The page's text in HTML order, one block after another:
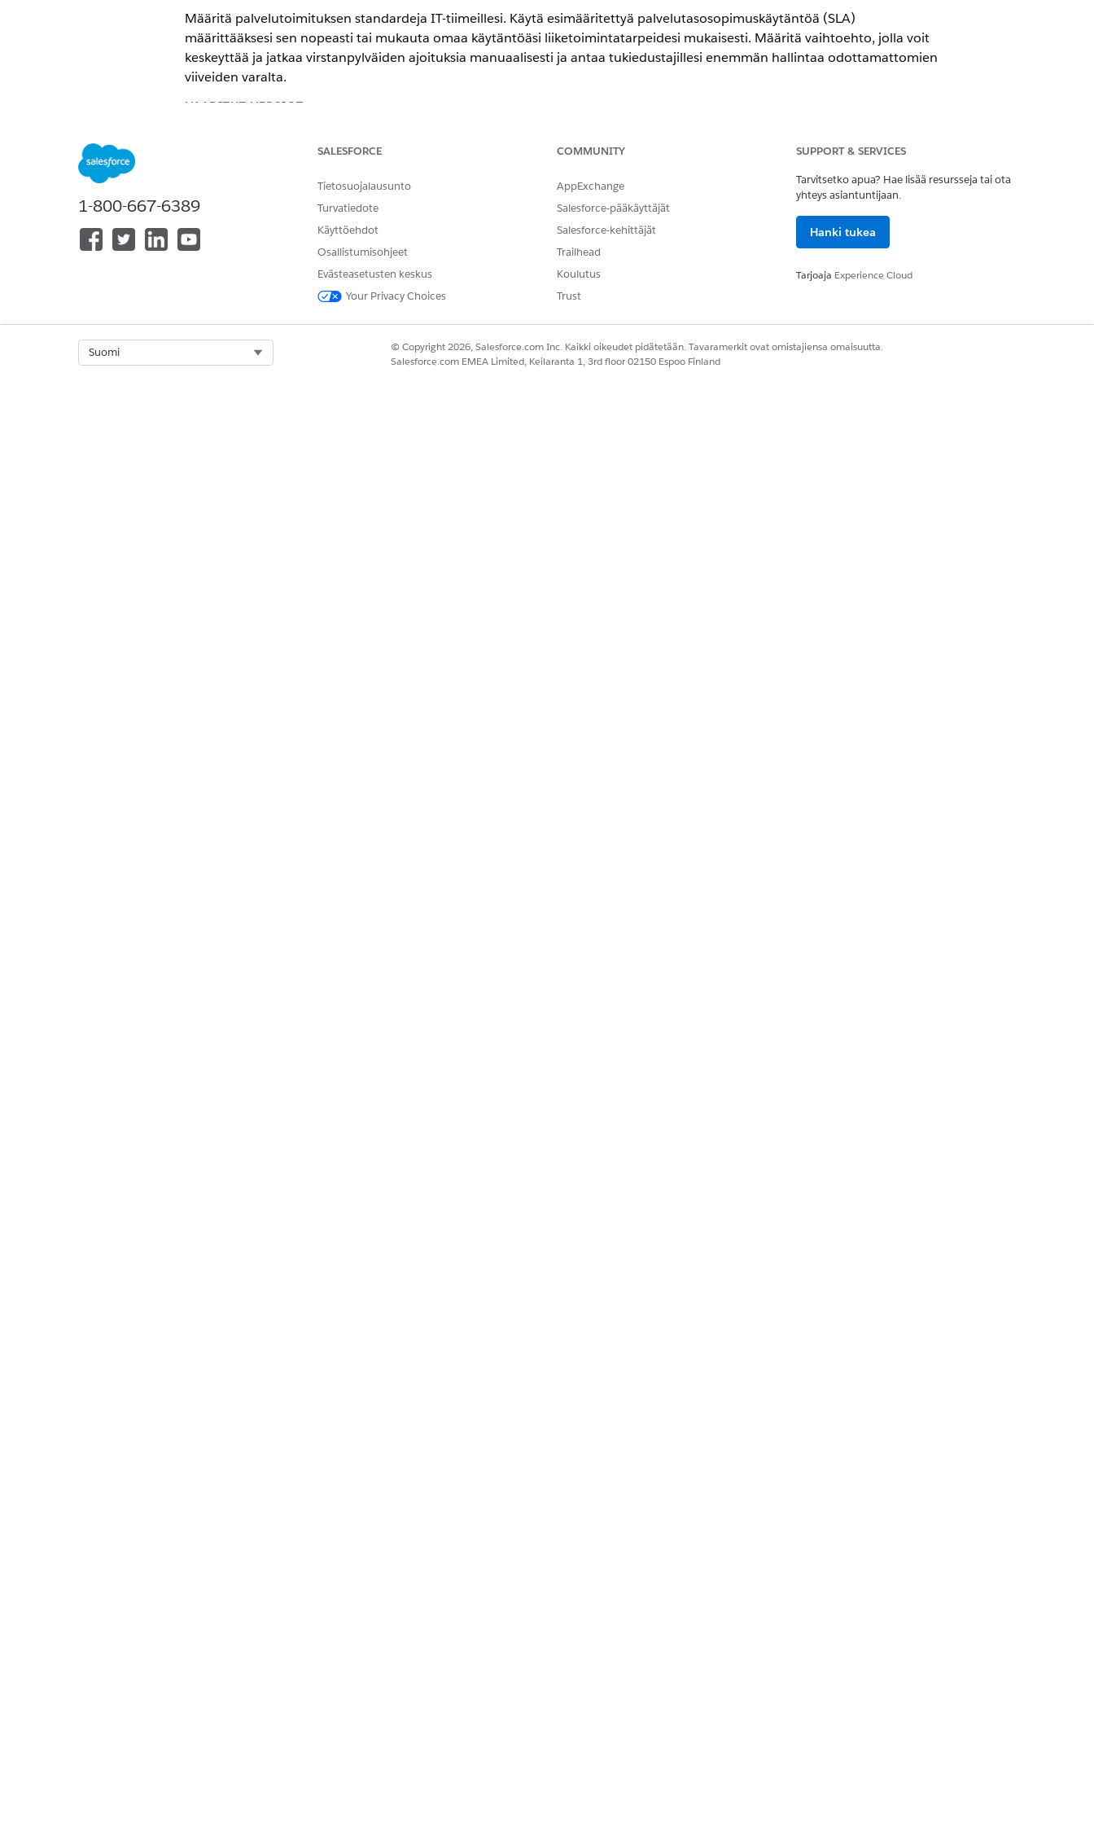
Määritä palvelutoimituksen standardeja IT-tiimeillesi. Käytä esimääritettyä palvelutasosopimuskäytäntöä (SLA)
määrittääksesi sen nopeasti tai mukauta omaa käytäntöäsi liiketoimintatarpeidesi mukaisesti. Määritä vaihtoehto, jolla voit
keskeyttää ja jatkaa virstanpylväiden ajoituksia manuaalisesti ja antaa tukiedustajillesi enemmän hallintaa odottamattomien
viiveiden varalta.
VAADITUT VERSIOT
Käytettävissä: Lightning Experiencessa
Edition -versioissa Agentforce IT Service -palvelun avulla.
Esimääritettyjen palvelutasosopimuskäytäntöjen ja virstanpylväiden määrittäminen IT-palveluille
Ota palvelutasosopimuskäytännöt ja virstanpylväät nopeasti käyttöön IT-palveluille yhdeltä sivulta. Vähennä toteutusvaiheita ja tarjoa
Manuaalisen tauon määrittäminen virstanpylväille IT-palveluille
Salli IT-tiimisi hallita palvelutoimitusten aikatauluja, jotta he voivat keskeyttää ja jatkaa manuaalisesti virstanpylväitä
palvelutasosopimuksille (SLA), jotka koskevat vahinkotapahtumia, ongelmia ja muutoksia. Kun tämä ominaisuus on käytössä,
sidosryhmien toimintojen varalta. Se tarjoaa myös näkyvyyden seuraamalla keskeytyksen päivämäärää, aikaa ja kestoa.
Omien palvelutasosopimuskäytäntöjesi ja virstanpylväiden määrittäminen IT-palveluille
1-800-667-6389
SALESFORCE
Tietosuojalausunto
Turvatiedote
Käyttöehdot
Osallistumisohjeet
Evästeasetusten keskus
Your Privacy Choices
COMMUNITY
AppExchange
Salesforce-pääkäyttäjät
Salesforce-kehittäjät
Trailhead
Koulutus
Trust
SUPPORT & SERVICES
Tarvitsetko apua? Hae lisää resursseja tai ota
yhteys asiantuntijaan.
Hanki tukea
Tarjoaja Experience Cloud
Suomi
© Copyright 2026, Salesforce.com Inc. Kaikki oikeudet pidätetään. Tavaramerkit ovat omistajiensa omaisuutta.
Salesforce.com EMEA Limited, Keilaranta 1, 3rd floor 02150 Espoo Finland